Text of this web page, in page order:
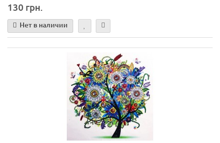
130 грн.
Нет в наличии